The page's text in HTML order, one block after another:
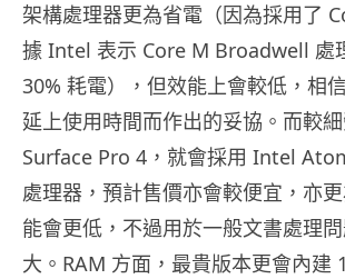
架構處理器更為省電（因為採用了
據 Intel 表示 Core M Broadwell 處
30% 耗電），但效能上會較低，相
延上使用時間而作出的妥協。而較
Surface Pro 4，就會採用 Intel
處理器，預計售價亦會較便宜，亦
能會更低，不過用於一般文書處理
大。RAM 方面，最貴版本更會內建